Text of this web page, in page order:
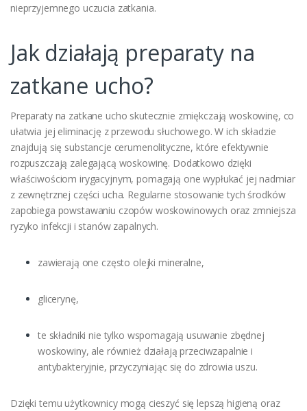
nieprzyjemnego uczucia zatkania.
Jak działają preparaty na
zatkane ucho?
Preparaty na zatkane ucho skutecznie zmiękczają woskowinę, co
ułatwia jej eliminację z przewodu słuchowego. W ich składzie
znajdują się substancje cerumenolityczne, które efektywnie
rozpuszczają zalegającą woskowinę. Dodatkowo dzięki
właściwościom irygacyjnym, pomagają one wypłukać jej nadmiar
z zewnętrznej części ucha. Regularne stosowanie tych środków
zapobiega powstawaniu czopów woskowinowych oraz zmniejsza
ryzyko infekcji i stanów zapalnych.
zawierają one często olejki mineralne,
glicerynę,
te składniki nie tylko wspomagają usuwanie zbędnej
woskowiny, ale również działają przeciwzapalnie i
antybakteryjnie, przyczyniając się do zdrowia uszu.
Dzięki temu użytkownicy mogą cieszyć się lepszą higieną oraz